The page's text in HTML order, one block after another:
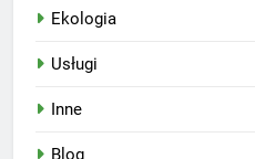
Ekologia
Usługi
Inne
Blog